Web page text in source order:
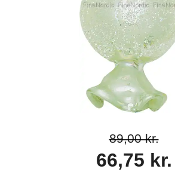
89,00 kr.
66,75 kr.